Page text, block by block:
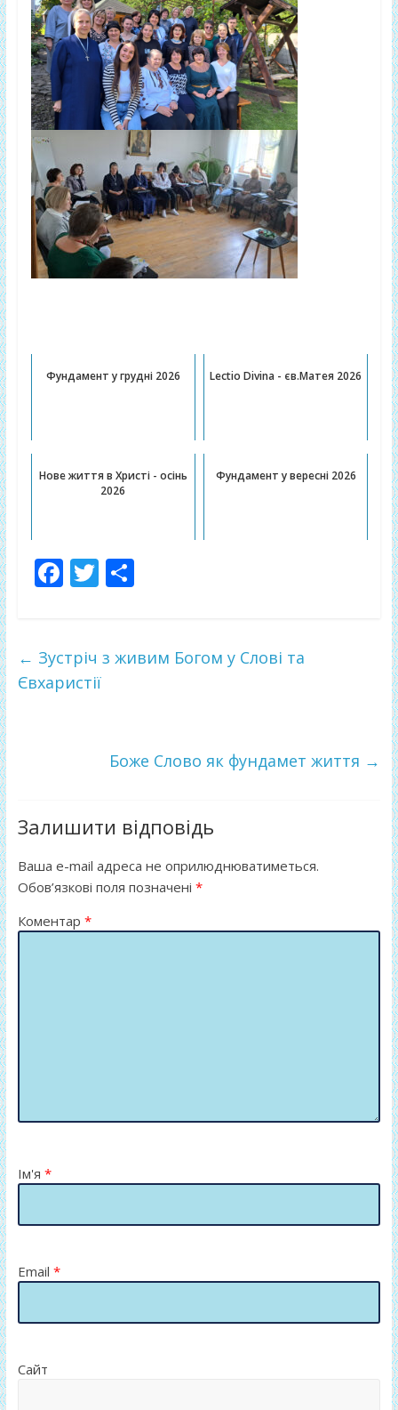
Фундамент у грудні 2026 Lectio Divina - єв.Матея 2026
Нове життя в Христі - осінь
2026
Фундамент у вересні 2026
F
b
o
T
er
П
л
ся
← Зустріч з живим Богом у Слові та
Євхаристії
Боже Слово як фундамет життя →
Залишити відповідь
Ваша e-mail адреса не оприлюднюватиметься.
Обов’язкові поля позначені *
Коментар *
Ім'я *
Email *
Сайт